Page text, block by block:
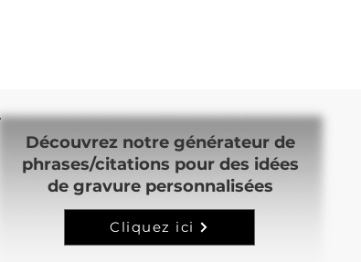
Découvrez notre générateur de
phrases/citations pour des idées
de gravure personnalisées
Cliquez ici